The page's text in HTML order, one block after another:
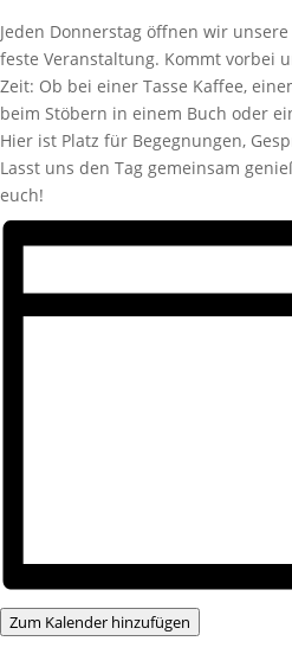
Jeden Donnerstag öffnen wir
feste Veranstaltung. Kommt vorbei
Zeit: Ob bei einer Tasse Kaffee,
beim Stöbern in einem Buch oder
Hier ist Platz für Begegnungen,
Lasst uns den Tag gemeinsam
euch!
Zum Kalender hinzufügen